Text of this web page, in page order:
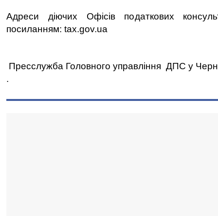
Адреси діючих Офісів податкових
посиланням: tax.gov.ua
Пресслужба Головного управління ДПС у
.